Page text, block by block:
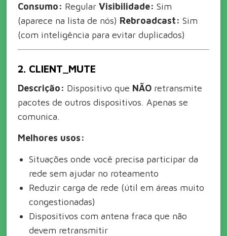
Consumo: RegularVisibilidade: Sim
(aparece na lista de nós) Rebroadcast: Sim
(com inteligência para evitar duplicados)
2. CLIENT_MUTE
Descrição: Dispositivo que NÃO retransmite
pacotes de outros dispositivos. Apenas se
comunica.
Melhores usos:
Situações onde você precisa participar da
rede sem ajudar no roteamento
Reduzir carga de rede (útil em áreas muito
congestionadas)
Dispositivos com antena fraca que não
devem retransmitir